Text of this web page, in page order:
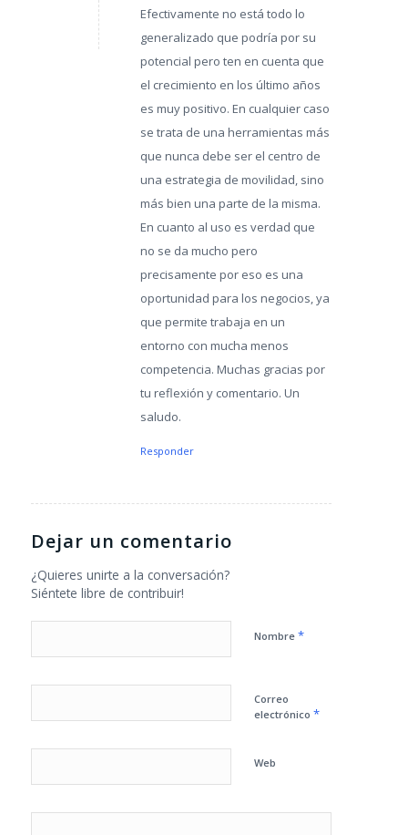
Efectivamente no está todo lo
generalizado que podría por su
potencial pero ten en cuenta que
el crecimiento en los último años
es muy positivo. En cualquier caso
se trata de una herramientas más
que nunca debe ser el centro de
una estrategia de movilidad, sino
más bien una parte de la misma.
En cuanto al uso es verdad que
no se da mucho pero
precisamente por eso es una
oportunidad para los negocios, ya
que permite trabaja en un
entorno con mucha menos
competencia. Muchas gracias por
tu reflexión y comentario. Un
saludo.
Responder
Dejar un comentario
¿Quieres unirte a la conversación?
Siéntete libre de contribuir!
Nombre *
Correo
electrónico *
Web